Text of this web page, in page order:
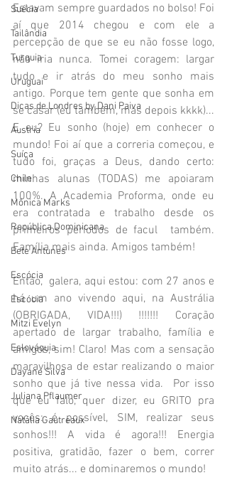
Suécia
Tailândia
Turquia
Uruguai
Dicas de Londres by Dani Paiva
Áustria
Suíça
Chile
Mônica Marks
República Dominicana
Bete Antunes
Escócia
Escócia
Mitzi Evelyn
Eslováquia
Dayane Silva
Juliana Pflaumer
Natália Gautreaux
Estavam sempre guardados no bolso! Foi
aí que 2014 chegou e com ele a
percepção de que se eu não fosse logo,
não iria nunca. Tomei coragem: largar
tudo e ir atrás do meu sonho mais
antigo. Porque tem gente que sonha em
se casar (eu também, mas depois kkkk)...
E eu? Eu sonho (hoje) em conhecer o
mundo! Foi aí que a correria começou, e
tudo foi, graças a Deus, dando certo:
minhas alunas (TODAS) me apoiaram
100%. A Academia Proforma, onde eu
era contratada e trabalho desde os
primeiros períodos de facul  também.
Família mais ainda. Amigos também!
Então,  galera, aqui estou: com 27 anos e
há um ano vivendo aqui, na Austrália
(OBRIGADA, VIDA!!!) !!!!!!! Coração
apertado de largar trabalho, família e
amigos, sim! Claro! Mas com a sensação
maravilhosa de estar realizando o maior
sonho que já tive nessa vida.  Por isso
que eu falo, quer dizer, eu GRITO pra
vocês: é possível, SIM, realizar seus
sonhos!!! A vida é agora!!! Energia
positiva, gratidão, fazer o bem, correr
muito atrás... e dominaremos o mundo!